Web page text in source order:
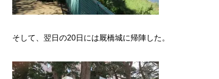
そして、翌日の20日には厩橋城に帰陣した。